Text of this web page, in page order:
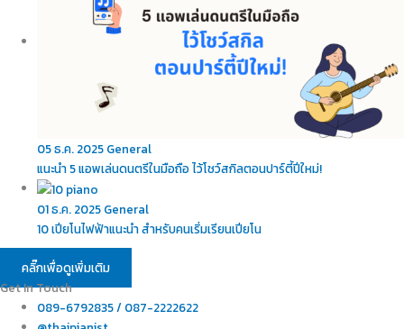
05 ธ.ค. 2025General
แนะนำ 5 แอพเล่นดนตรีในมือถือ ไว้โชว์สกิลตอนปาร์ตี้ปีใหม่!
01 ธ.ค. 2025General
10 เปียโนไฟฟ้าแนะนำ สำหรับคนเริ่มเรียนเปียโน
Get In Touch
089-6792835 / 087-2222622
@thaipianist
+6689 6792835
thailandcoursehub
bangkokpianist.internal@gmail.com
Follow Us
Facebook
Instagram Youtube